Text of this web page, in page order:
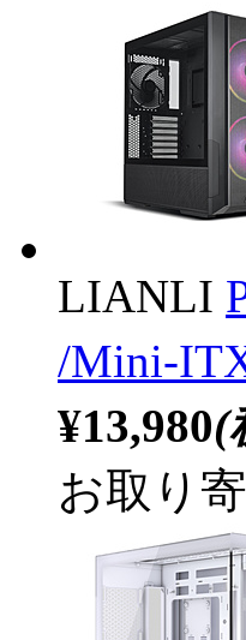
LIANLI
/Mini-
¥13,980(
お取り